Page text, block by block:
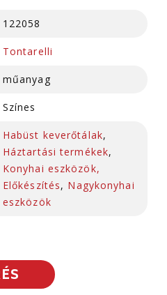
122058
Tontarelli
műanyag
Színes
Habüst keverőtálak,
Háztartási termékek,
Konyhai eszközök,
Előkészítés, Nagykonyhai
eszközök